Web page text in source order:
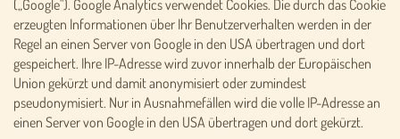
(„Google"). Google Analytics verwendet Cookies. Die durch das Cookie
erzeugten Informationen über Ihr Benutzerverhalten werden in der
Regel an einen Server von Google in den USA übertragen und dort
gespeichert. Ihre IP-Adresse wird zuvor innerhalb der Europäischen
Union gekürzt und damit anonymisiert oder zumindest
pseudonymisiert. Nur in Ausnahmefällen wird die volle IP-Adresse an
einen Server von Google in den USA übertragen und dort gekürzt.